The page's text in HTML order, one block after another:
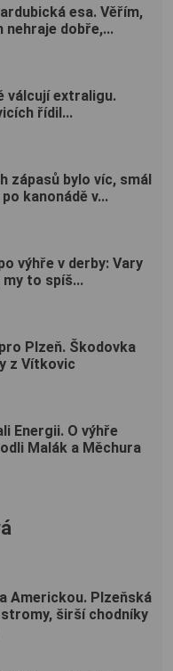
esa. Věřím,
nehraje dobře,...
válcují extraligu.
řídil...
zápasů bylo víc, smál
kanonádě v...
výhře v derby: Vary
my to spíš...
Plzeň. Škodovka
z Vítkovic
Energii. O výhře
Malák a Měchura
Americkou. Plzeňská
širší chodníky